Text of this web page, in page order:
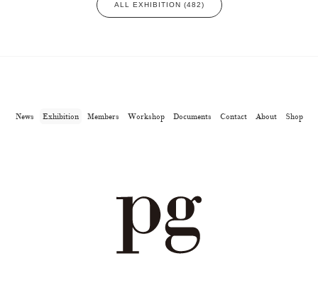
ALL EXHIBITION (482)
News Exhibition Members Workshop Documents Contact About Shop